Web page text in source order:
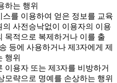
하는 행위
스를 이용하여 얻은 정보를 교육
의 사전승낙없이 이용자의 이용
목적으로 복제하거나 이를 출
등에 사용하거나 제3자에게 제
행위
이용자 또는 제3자를 비방하거
모략으로 명예를 손상하는 행위